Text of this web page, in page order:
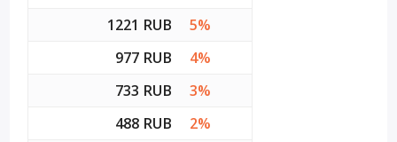
1221 RUB
5%
977 RUB
4%
733 RUB
3%
488 RUB
2%